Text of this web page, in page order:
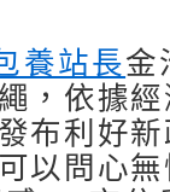
養站長金
，依據
布利好
以問心